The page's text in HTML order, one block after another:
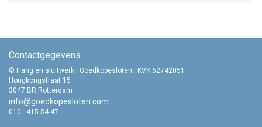
Contactgegevens
© Hang en sluitwerk | Goedkopesloten | KVK 62742051
Hongkongstraat 15
3047 BR Rotterdam
info@goedkopesloten.com
010 - 415 54 47